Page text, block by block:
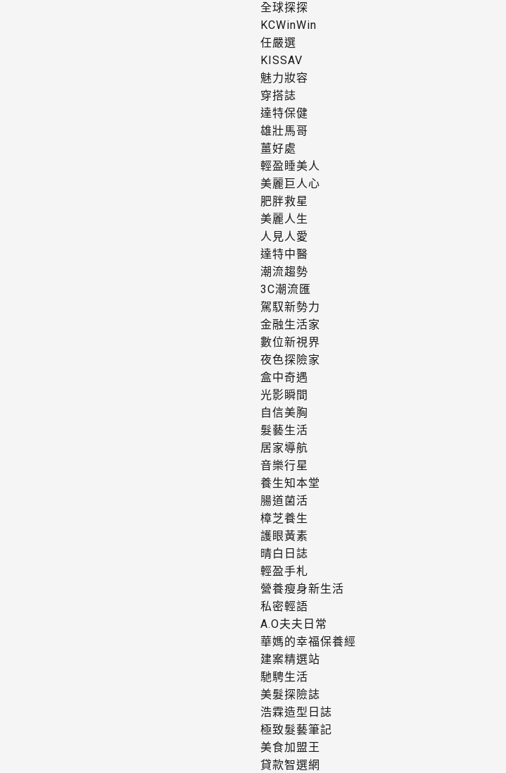
全球探探
KCWinWin
任嚴選
KISSAV
魅力妝容
穿搭誌
達特保健
雄壯馬哥
薑好處
輕盈睡美人
美麗巨人心
肥胖救星
美麗人生
人見人愛
達特中醫
潮流趨勢
3C潮流匯
駕馭新勢力
金融生活家
數位新視界
夜色探險家
盒中奇遇
光影瞬間
自信美胸
髮藝生活
居家導航
音樂行星
養生知本堂
腸道菌活
樟芝養生
護眼黃素
晴白日誌
輕盈手札
營養瘦身新生活
私密輕語
A.O夫夫日常
華媽的幸福保養經
建案精選站
馳騁生活
美髮探險誌
浩霖造型日誌
極致髮藝筆記
美食加盟王
貸款智選網